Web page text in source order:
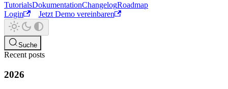
TutorialsDokumentationChangelogRoadmap
Login
Jetzt Demo vereinbaren
Suche
Recent posts
2026